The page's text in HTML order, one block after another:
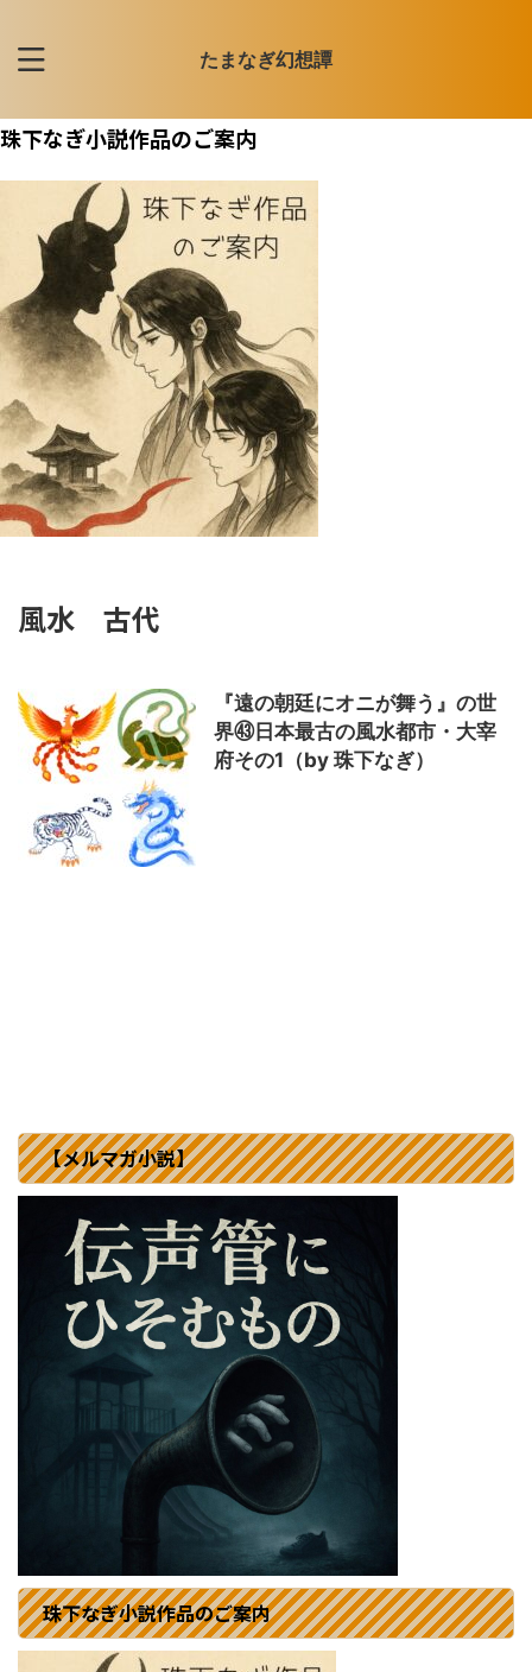
たまなぎ幻想譚
珠下なぎ小説作品のご案内
風水 古代
『遠の朝廷にオニが舞う』の世
界㊸日本最古の風水都市・大宰
府その1（by 珠下なぎ）
【メルマガ小説】
珠下なぎ小説作品のご案内